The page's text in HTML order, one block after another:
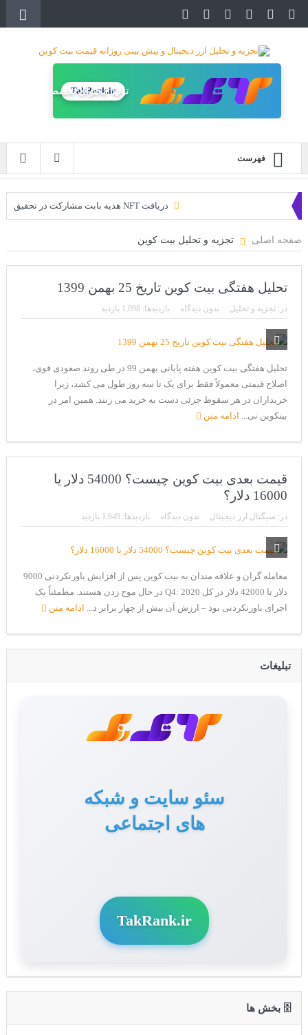
تولید محتوای تخصصی
TakRank.ir
فهرست
دریافت NFT هدیه بابت مشارکت در تحقیق
سه ایردراپ عالی برای این ماه
CoinEx سریع ترین برند درحال رشد در خدمات مالی!
تحریم ایران توسط استخر پولین!
بیت کوین به امید ETF به 60،000 دلار رسید!
ورود 254 نهنگ جدید به بازار بیت کوین
ایردراپ کریپتوتانک – CryptoTanks Airdrop
صفحه اصلی تجزیه و تحلیل بیت کوین
تحلیل هفتگی بیت کوین تاریخ 25 بهمن 1399
در: تجزیه و تحلیل بدون دیدگاه بازدیدها: 1,098 بازدید
تحلیل هفتگی بیت کوین هفته پایانی بهمن 99 در طی روند صعودی قوی،
اصلاح قیمتی معمولاً فقط برای یک تا سه روز طول می کشد، زیرا
خریداران در هر سقوط جزئی دست به خرید می زنند. همین امر در
بیتکوین نی...
ادامه متن
قیمت بعدی بیت کوین چیست؟ 54000 دلار یا
16000 دلار؟
در: سیگنال ارز دیجیتال بدون دیدگاه بازدیدها: 1,649 بازدید
معامله گران و علاقه مندان به بیت کوین پس از افزایش باورنکردنی 9000
دلار تا 42000 دلار در کل Q4: 2020 در حال موج زدن هستند. مطمئناً یک
اجرای باورنکردنی بود – ارزش آن بیش از چهار برابر د...
ادامه متن
تبلیغات
سئو سایت و شبکه
های اجتماعی
TakRank.ir
🗄 بخش ها